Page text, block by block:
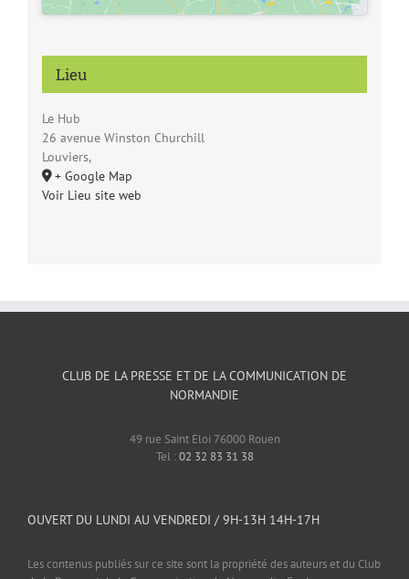
Lieu
Le Hub
26 avenue Winston Churchill
Louviers,
+ Google Map
Voir Lieu site web
CLUB DE LA PRESSE ET DE LA COMMUNICATION DE
NORMANDIE
49 rue Saint Eloi 76000 Rouen
Tel :02 32 83 31 38
OUVERT DU LUNDI AU VENDREDI / 9H-13H 14H-17H
Les contenus publiés sur ce site sont la propriété des auteurs et du Club